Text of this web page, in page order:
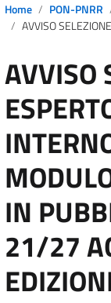
Home PON-PNRR
AVVISO SELEZIONE ESPERTO INTERNO/ESTERNO PER IL MODULO “PARLARE BENE IN
AVVISO
IN
21/27